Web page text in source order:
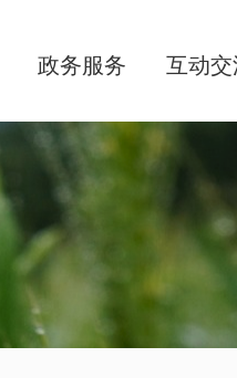
政务服务 互动交